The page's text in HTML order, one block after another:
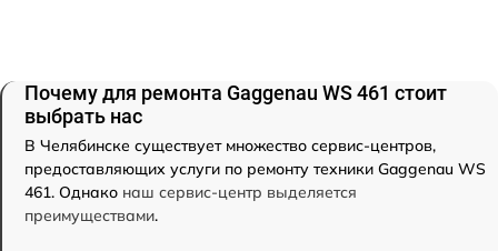
Почему для ремонта Gaggenau WS 461 стоит
выбрать нас
В Челябинске существует множество сервис-центров,
предоставляющих услуги по ремонту техники Gaggenau WS
461. Однако наш сервис-центр выделяется
преимуществами.